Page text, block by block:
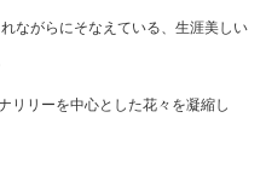
ながらにそなえている、生涯美しい
リリーを中心とした花々を凝縮し